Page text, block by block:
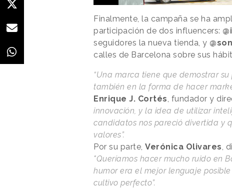
Finalmente, la campaña se ha
participación de dos influencers:
seguidores la nueva tienda, y
calles de Barcelona sobre sus
“Una marca tiene que demostrar
también en la forma de hacer
Enrique J. Cortés, fundador y
innovación, y la idea de utilizar
candidatos nos pareció divertida y
valores”.
Por su parte, Verónica Olivares,
"Queríamos hacer mucho ruido en
humor era el mejor lenguaje
cultivo perfecto”.